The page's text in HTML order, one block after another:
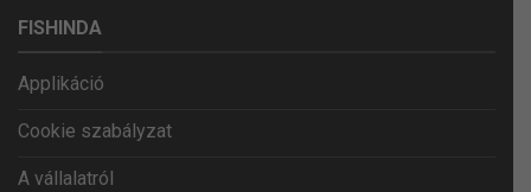
FISHINDA
Applikáció
Cookie szabályzat
A vállalatról